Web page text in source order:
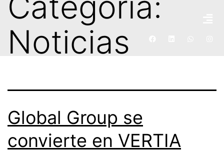
Noticias
Global Group se
convierte en VERTIA